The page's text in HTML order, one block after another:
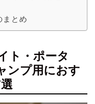
まとめ
ト・ポータ
ンプ用におす